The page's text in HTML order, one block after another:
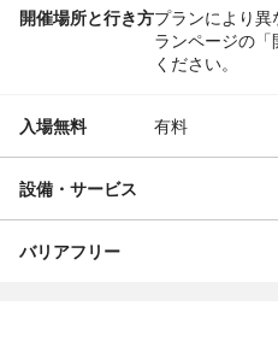
開催場所と行き方プランにより
ランページの
ください。
入場無料 有料
設備・サービス
バリアフリー